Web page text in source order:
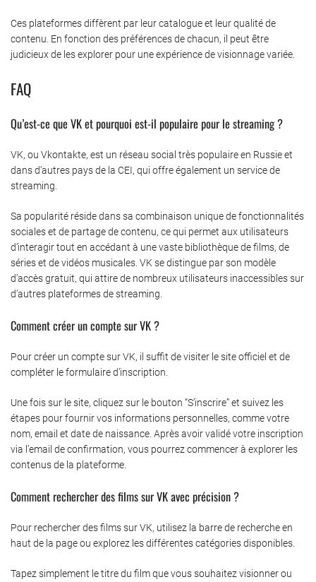
Ces plateformes diffèrent par leur catalogue et leur qualité de
contenu. En fonction des préférences de chacun, il peut être
judicieux de les explorer pour une expérience de visionnage variée.
FAQ
Qu’est-ce que VK et pourquoi est-il populaire pour le streaming ?
VK, ou Vkontakte, est un réseau social très populaire en Russie et
dans d’autres pays de la CEI, qui offre également un service de
streaming.
Sa popularité réside dans sa combinaison unique de fonctionnalités
sociales et de partage de contenu, ce qui permet aux utilisateurs
d’interagir tout en accédant à une vaste bibliothèque de films, de
séries et de vidéos musicales. VK se distingue par son modèle
d’accès gratuit, qui attire de nombreux utilisateurs inaccessibles sur
d’autres plateformes de streaming.
Comment créer un compte sur VK ?
Pour créer un compte sur VK, il suffit de visiter le site officiel et de
compléter le formulaire d’inscription.
Une fois sur le site, cliquez sur le bouton “S’inscrire” et suivez les
étapes pour fournir vos informations personnelles, comme votre
nom, email et date de naissance. Après avoir validé votre inscription
via l’email de confirmation, vous pourrez commencer à explorer les
contenus de la plateforme.
Comment rechercher des films sur VK avec précision ?
Pour rechercher des films sur VK, utilisez la barre de recherche en
haut de la page ou explorez les différentes catégories disponibles.
Tapez simplement le titre du film que vous souhaitez visionner ou